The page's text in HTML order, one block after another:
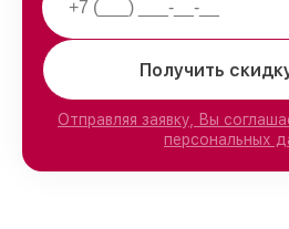
Получить
Отправляя заявку, Вы
персональных